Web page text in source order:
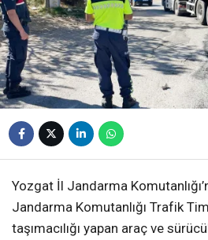
Yozgat İl Jandarma
Jandarma Komutanlığı Trafik
taşımacılığı yapan araç ve